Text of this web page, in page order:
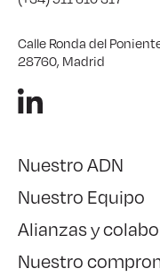
Calle Ronda del
28760, Madrid
Nuestro ADN
Nuestro Equipo
Alianzas y
Nuestro